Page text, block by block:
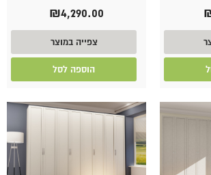
₪4,290.00
צפייה במוצר
הוספה לסל